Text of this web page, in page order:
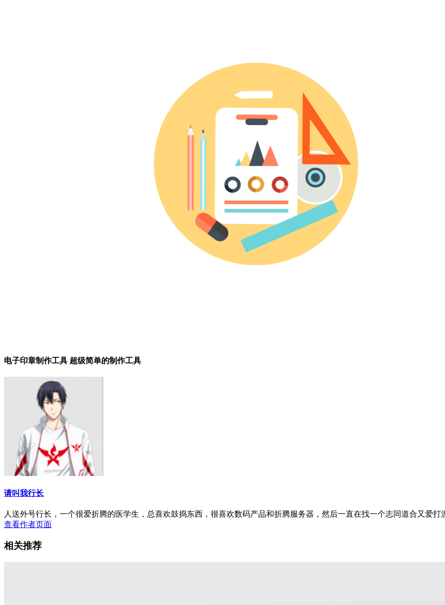
电子印章制作工具 超级简单的制作工具
请叫我行长
人送外号行长，一个很爱折腾的医学生，总喜欢鼓捣东西，很喜欢数码产品和折腾服务器，然后一直在找一个志同道合又爱
查看作者页面
相关推荐